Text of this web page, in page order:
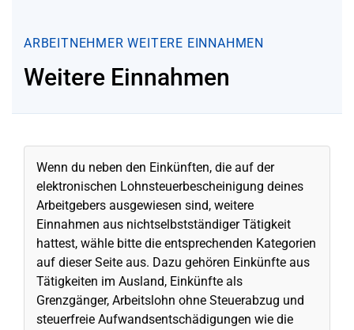
ARBEITNEHMER WEITERE EINNAHMEN
Weitere Einnahmen
Wenn du neben den Einkünften, die auf der
elektronischen Lohnsteuerbescheinigung deines
Arbeitgebers ausgewiesen sind, weitere
Einnahmen aus nichtselbstständiger Tätigkeit
hattest, wähle bitte die entsprechenden Kategorien
auf dieser Seite aus. Dazu gehören Einkünfte aus
Tätigkeiten im Ausland, Einkünfte als
Grenzgänger, Arbeitslohn ohne Steuerabzug und
steuerfreie Aufwandsentschädigungen wie die